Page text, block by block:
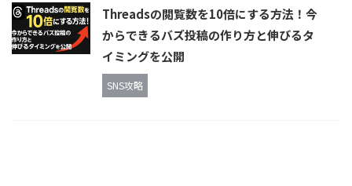
Threadsの閲覧数を10倍にする方法！今
からできるバズ投稿の作り方と伸びるタ
イミングを公開
SNS攻略